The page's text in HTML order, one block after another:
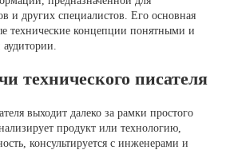
и других специалистов. Его основная
технические концепции понятными и
технического писателя
выходит далеко за рамки простого
продукт или технологию,
консультируется с инженерами и